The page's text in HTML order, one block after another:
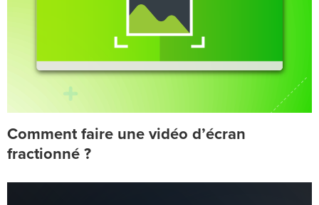
Comment faire une vidéo d’écran
fractionné ?